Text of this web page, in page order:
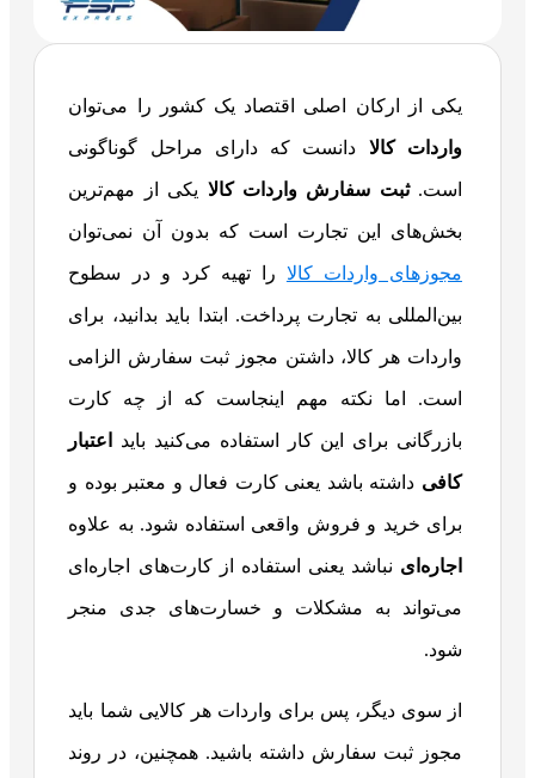
یکی از ارکان اصلی اقتصاد یک کشور را می‌توان
واردات کالا دانست که دارای مراحل گوناگونی
است.ثبت سفارش واردات کالا یکی از مهم‌ترین
بخش‌های این تجارت است که بدون آن نمی‌توان
مجوزهای واردات کالا را تهیه کرد و در سطوح
بین‌المللی به تجارت پرداخت. ابتدا باید بدانید، برای
واردات هر کالا، داشتن مجوز ثبت سفارش الزامی
است. اما نکته مهم اینجاست که از چه کارت
بازرگانی برای این کار استفاده می‌کنید باید اعتبار
کافی داشته باشد یعنی کارت فعال و معتبر بوده و
برای خرید و فروش واقعی استفاده شود. به علاوه
اجاره‌ای نباشد یعنی استفاده از کارت‌های اجاره‌ای
می‌تواند به مشکلات و خسارت‌های جدی منجر
شود.
از سوی دیگر، پس برای واردات هر کالایی شما باید
مجوز ثبت سفارش داشته باشید. همچنین، در روند